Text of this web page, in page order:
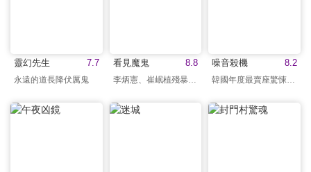
7.7
靈幻先生
永遠的道長降伏厲鬼
8.8
看見魔鬼 8.2
噪音殺機